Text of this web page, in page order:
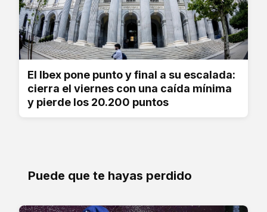
El Ibex pone punto y final a su escalada:
cierra el viernes con una caída mínima
y pierde los 20.200 puntos
Puede que te hayas perdido